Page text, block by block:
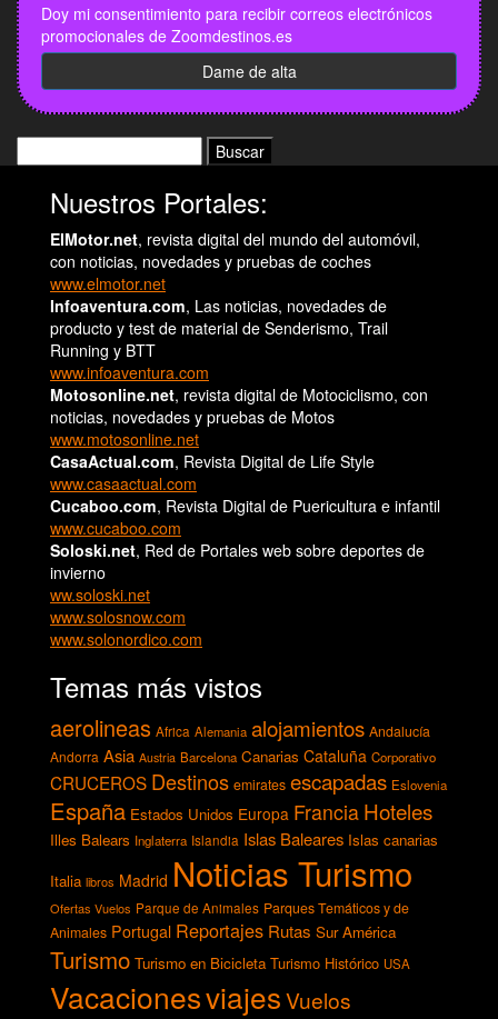
Doy mi consentimiento para recibir correos electrónicos
promocionales de Zoomdestinos.es
Nuestros Portales:
ElMotor.net, revista digital del mundo del automóvil,
con noticias, novedades y pruebas de coches
www.elmotor.net
Infoaventura.com, Las noticias, novedades de
producto y test de material de Senderismo, Trail
Running y BTT
www.infoaventura.com
Motosonline.net, revista digital de Motociclismo, con
noticias, novedades y pruebas de Motos
www.motosonline.net
CasaActual.com, Revista Digital de Life Style
www.casaactual.com
Cucaboo.com, Revista Digital de Puericultura e infantil
www.cucaboo.com
Soloski.net, Red de Portales web sobre deportes de
invierno
ww.soloski.net
www.solosnow.com
www.solonordico.com
Temas más vistos
aerolineas Africa Alemania alojamientos Andalucía
Andorra Asia Austria Barcelona Canarias Cataluña Corporativo
CRUCEROS Destinos emirates escapadas Eslovenia
España Estados Unidos Europa Francia Hoteles
Illes Balears Inglaterra Islandia Islas Baleares Islas canarias
Italia libros Madrid Noticias Turismo
Ofertas Vuelos Parque de Animales Parques Temáticos y de
Animales Portugal Reportajes Rutas Sur América
Turismo Turismo en Bicicleta Turismo Histórico USA
VacacionesviajesVuelos